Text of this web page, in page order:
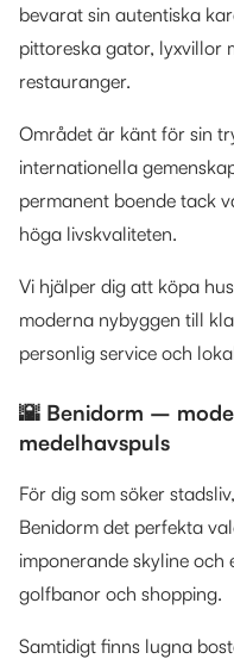
bevarat sin autentiska
pittoreska gator, lyxvillor
restauranger.
Området är känt för sin
internationella
permanent boende tack
höga livskvaliteten.
Vi hjälper dig att köpa
moderna nybyggen till
personlig service och
🌇 Benidorm –
medelhavspuls
För dig som söker
Benidorm det perfekta
imponerande skyline
golfbanor och shopping.
Samtidigt finns lugna